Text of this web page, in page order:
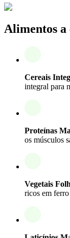
Alimentos
Cereais
integral para
Proteínas
os músculos
Vegetais
ricos em